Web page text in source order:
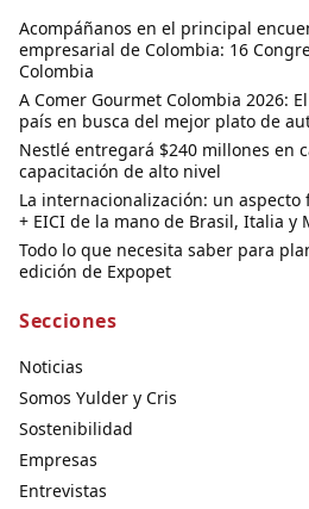
Acompáñanos en el principal
empresarial de Colombia: 16
Colombia
A Comer Gourmet Colombia 2026:
país en busca del mejor plato de
Nestlé entregará $240 millones en
capacitación de alto nivel
La internacionalización: un aspecto
+ EICI de la mano de Brasil, Italia y
Todo lo que necesita saber para
edición de Expopet
Secciones
Noticias
Somos Yulder y Cris
Sostenibilidad
Empresas
Entrevistas